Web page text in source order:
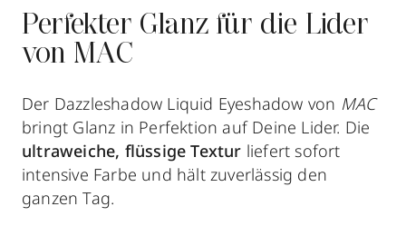
Perfekter Glanz für die Lider
von MAC
Der Dazzleshadow Liquid Eyeshadow von MAC
bringt Glanz in Perfektion auf Deine Lider. Die
ultraweiche, flüssige Textur liefert sofort
intensive Farbe und hält zuverlässig den
ganzen Tag.